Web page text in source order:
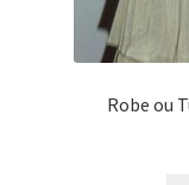
Robe ou